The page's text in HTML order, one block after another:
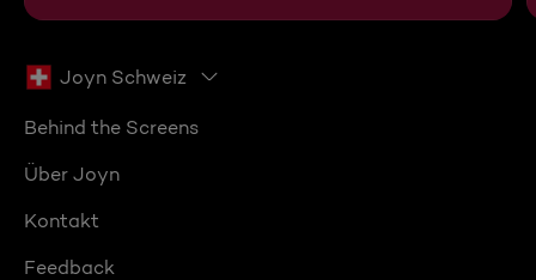
Joyn Schweiz
Behind the Screens
Über Joyn
Kontakt
Feedback